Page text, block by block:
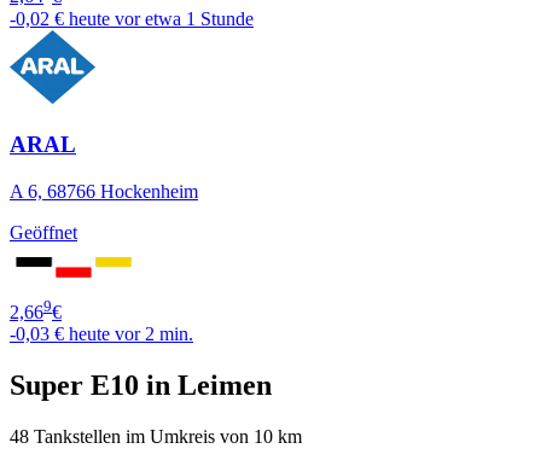
-0,02 € heute vor etwa 1 Stunde
ARAL
A 6, 68766 Hockenheim
Geöffnet
2,669€
-0,03 € heute vor 2 min.
Super E10 in Leimen
48 Tankstellen im Umkreis von 10 km